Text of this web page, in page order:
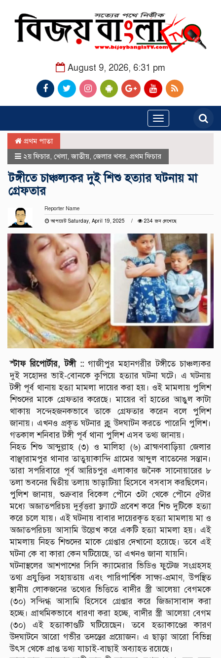
August 9, 2026, 6:31 pm
Toggle
navigation
প্রথম পাতা
২য় ফিচার খেলা,জাতীয় জেলার খবর প্রথম ফিচার
টঙ্গীতে চাঞ্চল্যকর দুই শিশু হত্যার ঘটনায় মা
গ্রেফতার
Reporter Name
আপডেট Saturday, April 19, 2025
234 জন দেখেছে
স্টাফ রিপোর্টার, টঙ্গী ::গাজীপুর মহানগরীর টঙ্গীতে চাঞ্চল্যকর
দুই সহোদর ভাই-বোনকে কুপিয়ে হত্যার ঘটনা ঘটে। এ ঘটনায়
টঙ্গী পূর্ব থানায় হত্যা মামলা দায়ের করা হয়। ওই মামলায় পুলিশ
শিশুদের মাকে গ্রেফতার করেছে। মায়ের বাঁ হাতের আঙুল কাটা
থাকায় সন্দেহজনকভাবে তাকে গ্রেফতার করেন বলে পুলিশ
জানায়। এখনও প্রকৃত ঘটনার ক্লু উদঘাটন করতে পারেনি পুলিশ।
গতকাল শনিবার টঙ্গী পূর্ব থানা পুলিশ এসব তথ্য জানায়।
নিহত শিশু আব্দুল্লাহ (৩) ও মালিহা (৬) ব্রাহ্মণবাড়িয়া জেলার
বাঞ্ছারামপুর থানার তাতুয়াকান্দি গ্রামের আব্দুল বাতেনের সন্তান।
তারা সপরিবারে পূর্ব আরিচপুর এলাকার জনৈক সানোয়ারের ৮
তলা ভবনের দ্বিতীয় তলায় ভাড়াটিয়া হিসেবে বসবাস করছিলেন।
পুলিশ জানায়, শুক্রবার বিকেল পৌনে ৩টা থেকে পৌনে ৫টার
মধ্যে অজ্ঞাতপরিচয় দুর্বৃত্তরা ফ্ল্যাটে প্রবেশ করে শিশু দুটিকে হত্যা
করে চলে যায়। এই ঘটনায় বাবার দায়েরকৃত হত্যা মামলায় মা ও
অজ্ঞাতপরিচয় আসামি উল্লেখ করে একটি হত্যা মামলা হয়। এই
মামলায় নিহত শিশুদের মাকে গ্রেপ্তার দেখানো হয়েছে। তবে এই
ঘটনা কে বা কারা কেন ঘটিয়েছে, তা এখনও জানা যায়নি।
ঘটনাস্থলের আশপাশের সিসি ক্যামেরার ভিডিও ফুটেজ সংগ্রহসহ
তথ্য প্রযুক্তির সহায়তায় এবং পারিপার্শ্বিক সাক্ষ্য-প্রমাণ, উপস্থিত
স্থানীয় লোকজনের তথ্যের ভিত্তিতে বাদীর স্ত্রী আলেয়া বেগমকে
(৩০) সন্দিগ্ধ আসামি হিসেবে গ্রেপ্তার করে জিজ্ঞাসাবাদ করা
হচ্ছে। প্রাথমিকভাবে ধারণা করা হচ্ছে, বাদীর স্ত্রী আলেয়া বেগম
(৩০) এই হত্যাকাণ্ডটি ঘটিয়েছেন। তবে হত্যাকাণ্ডের কারণ
উদঘাটনে আরো গভীর তদন্তের প্রয়োজন। এ ছাড়া আরো বিভিন্ন
উৎস থেকে প্রাপ্ত তথ্য যাচাই-বাছাই অব্যাহত রয়েছে।